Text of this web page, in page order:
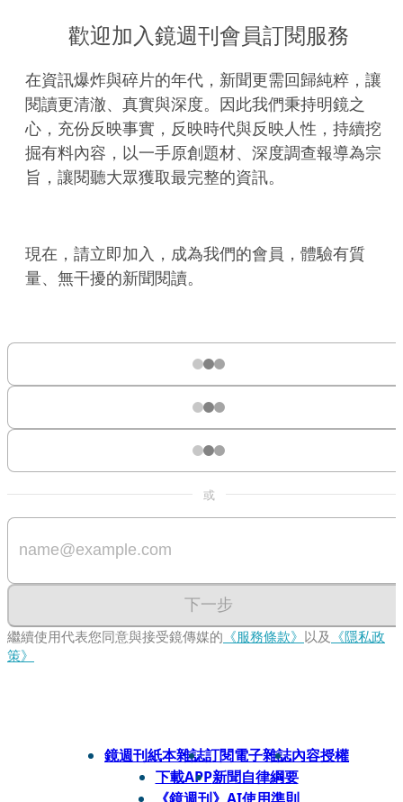
歡迎加入鏡週刊會員訂閱服務
在資訊爆炸與碎片的年代，新聞更需回歸純粹，讓
閱讀更清澈、真實與深度。因此我們秉持明鏡之
心，充份反映事實，反映時代與反映人性，持續挖
掘有料內容，以一手原創題材、深度調查報導為宗
旨，讓閱聽大眾獲取最完整的資訊。
現在，請立即加入，成為我們的會員，體驗有質
量、無干擾的新聞閱讀。
或
下一步
繼續使用代表您同意與接受鏡傳媒的 《服務條款》 以及 《隱私政
策》
鏡週刊紙本雜誌訂閱電子雜誌內容授權
下載APP新聞自律綱要